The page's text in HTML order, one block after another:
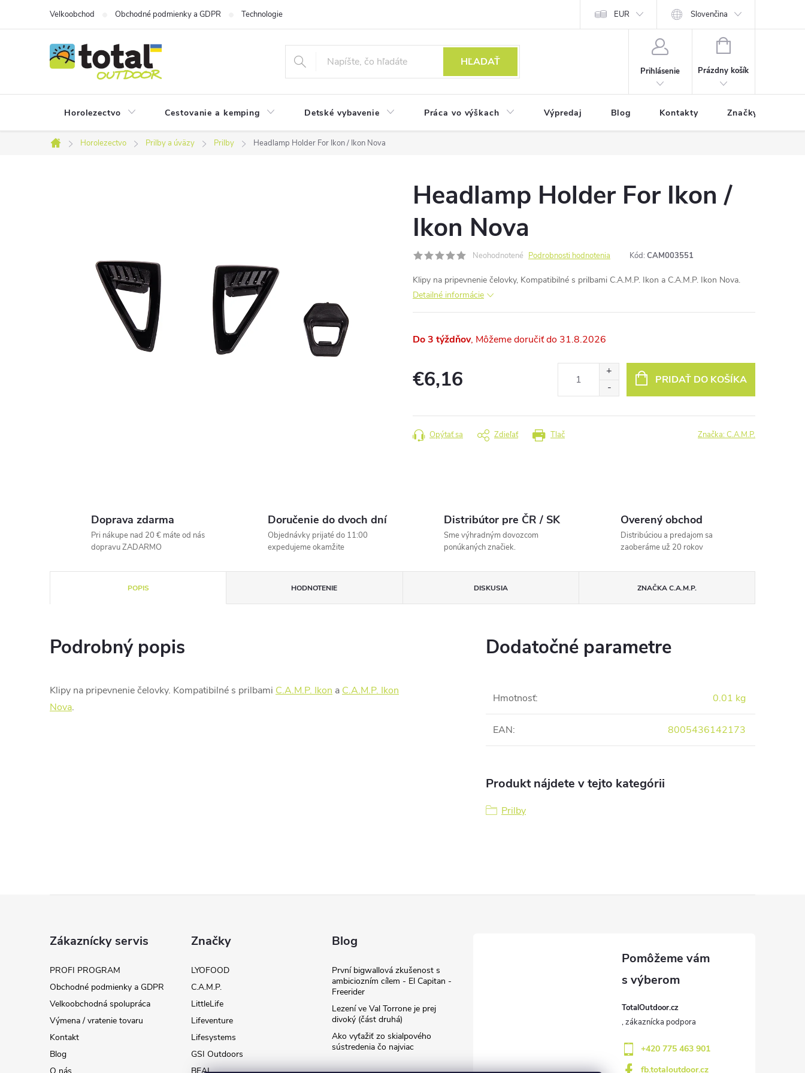
Velkoobchod Obchodné podmienky a GDPR Technologie EUR Slovenčina
HĽADAŤ
Prihlásenie
NÁKUPNÝ
Prázdny košík
Horolezectvo Cestovanie a kemping Detské vybavenie Práca vo výškach Výpredaj Blog Kontakty Značky
Domov
Horolezectvo Prilby a úväzy Prilby Headlamp Holder For Ikon / Ikon Nova
Headlamp Holder For Ikon /
Ikon Nova
Neohodnotené Podrobnosti hodnotenia Kód: CAM003551
Klipy na pripevnenie čelovky, Kompatibilné s prilbami C.A.M.P. Ikon a C.A.M.P. Ikon Nova.
Detailné informácie
Do 3 týždňov 31.8.2026
€6,16 PRIDAŤ DO KOŠÍKA
Tlač
Opýtať sa Zdieľať Značka:C.A.M.P.
Doprava zdarma
Pri nákupe nad 20 € máte od nás
dopravu ZADARMO
Doručenie do dvoch dní
Objednávky prijaté do 11:00
expedujeme okamžite
Distribútor pre ČR / SK
Sme výhradným dovozcom
ponúkaných značiek.
Overený obchod
Distribúciou a predajom sa
zaoberáme už 20 rokov
POPIS HODNOTENIE DISKUSIA ZNAČKAC.A.M.P.
Podrobný popis
Klipy na pripevnenie čelovky. Kompatibilné s prilbami C.A.M.P. Ikon a C.A.M.P. Ikon
Nova.
Dodatočné parametre
Hmotnosť: 0.01 kg
EAN: 8005436142173
Produkt nájdete v tejto kategórii
Prilby
Zákaznícky servis
PROFI PROGRAM
Obchodné podmienky a GDPR
Velkoobchodná spolupráca
Výmena / vratenie tovaru
Kontakt
Blog
Značky
LYOFOOD
C.A.M.P.
LittleLife
Lifeventure
Lifesystems
GSI Outdoors
Blog
První bigwallová zkušenost s
ambiciozním cílem - El Capitan -
Freerider
Lezení ve Val Torrone je prej
divoký (část druhá)
Ako vyťažiť zo skialpového
sústredenia čo najviac
TotalOutdoor.cz
+420 775 463 901
fb.totaloutdoor.cz